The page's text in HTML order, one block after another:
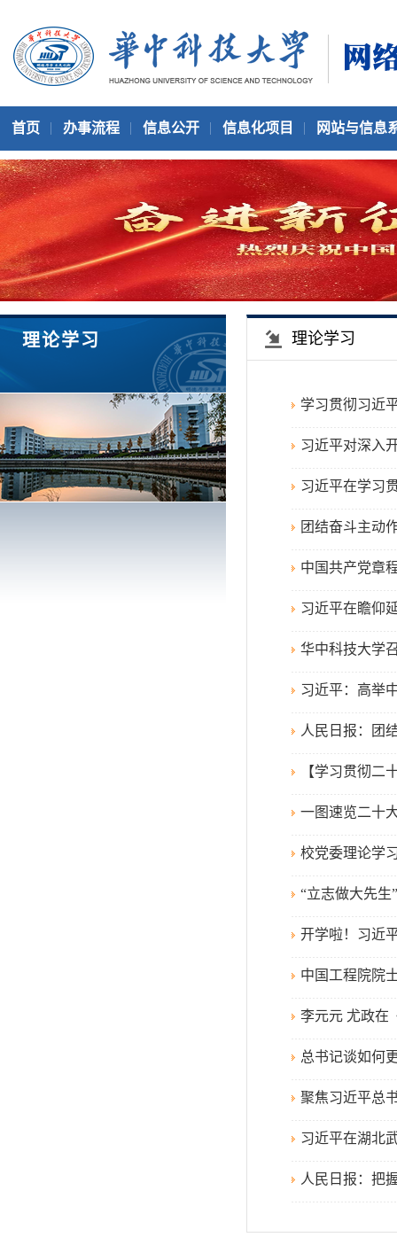
首页 办事流程 信息公开 信息化项目 网站与信息
理论学习 理论学习
学习贯彻习近
习近平对深入
习近平在学习
团结奋斗主动
中国共产党章
习近平在瞻仰
华中科技大学
习近平：高举
人民日报：团
【学习贯彻二
一图速览二十
校党委理论学
“立志做大先生
开学啦！习近
中国工程院院
李元元 尤政在
总书记谈如何
聚焦习近平总
习近平在湖北
人民日报：把